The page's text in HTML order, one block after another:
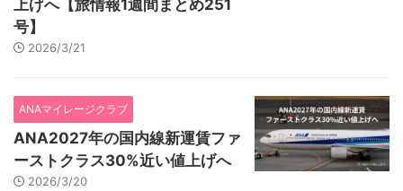
上げへ【旅情報1週間まとめ251
号】
2026/3/21
ANAマイレージクラブ
ANA2027年の国内線新運賃ファ
ーストクラス30%近い値上げへ
2026/3/20